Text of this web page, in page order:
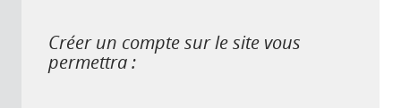
Créer un compte sur le site vous
permettra :